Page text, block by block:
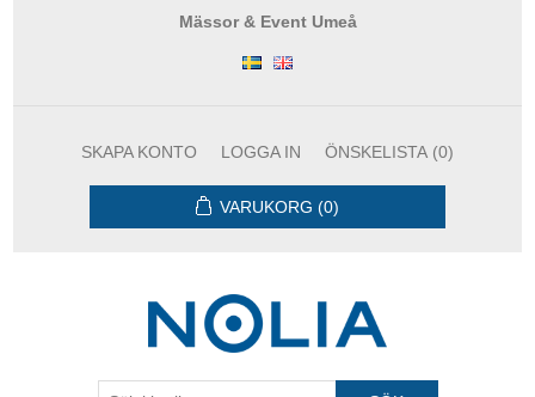
Mässor & Event Umeå
SKAPA KONTO LOGGA IN ÖNSKELISTA (0)
VARUKORG (0)